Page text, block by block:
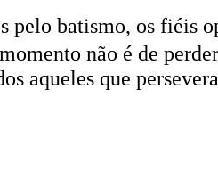
pelo batismo, os fiéis
não é de
aqueles que